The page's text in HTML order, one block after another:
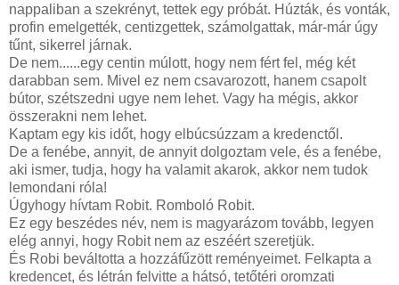
nappaliban a szekrényt, tettek egy próbát. Húzták, és vonták,
profin emelgették, centizgettek, számolgattak, már-már úgy
tűnt, sikerrel járnak.
De nem......egy centin múlott, hogy nem fért fel, még két
darabban sem. Mivel ez nem csavarozott, hanem csapolt
bútor, szétszedni ugye nem lehet. Vagy ha mégis, akkor
összerakni nem lehet.
Kaptam egy kis időt, hogy elbúcsúzzam a kredenctől.
De a fenébe, annyit, de annyit dolgoztam vele, és a fenébe,
aki ismer, tudja, hogy ha valamit akarok, akkor nem tudok
lemondani róla!
Úgyhogy hívtam Robit. Romboló Robit.
Ez egy beszédes név, nem is magyarázom tovább, legyen
elég annyi, hogy Robit nem az eszéért szeretjük.
És Robi beváltotta a hozzáfűzött reményeimet. Felkapta a
kredencet, és létrán felvitte a hátsó, tetőtéri oromzati